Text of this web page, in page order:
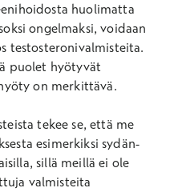
huolimatta
ongelmaksi, voidaan
testosteronivalmisteita.
puolet hyötyvät
on merkittävä.
tekee se, että me
esimerkiksi sydän-
sillä meillä ei ole
valmisteita